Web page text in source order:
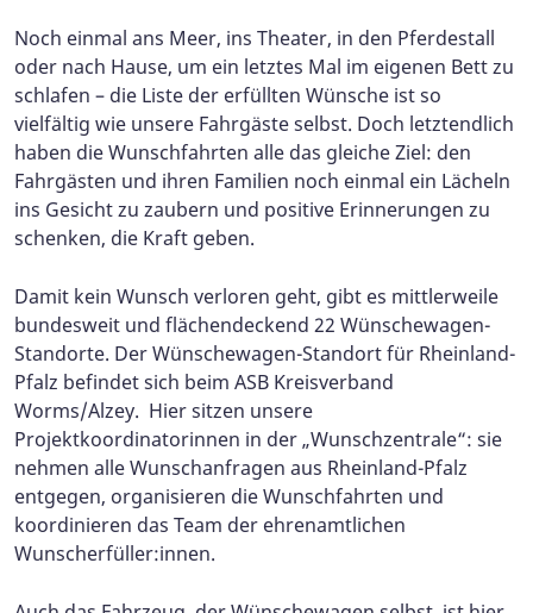
Noch einmal ans Meer, ins Theater, in den Pferdestall
oder nach Hause, um ein letztes Mal im eigenen Bett zu
schlafen – die Liste der erfüllten Wünsche ist so
vielfältig wie unsere Fahrgäste selbst. Doch letztendlich
haben die Wunschfahrten alle das gleiche Ziel: den
Fahrgästen und ihren Familien noch einmal ein Lächeln
ins Gesicht zu zaubern und positive Erinnerungen zu
schenken, die Kraft geben.
Damit kein Wunsch verloren geht, gibt es mittlerweile
bundesweit und flächendeckend 22 Wünschewagen-
Standorte. Der Wünschewagen-Standort für Rheinland-
Pfalz befindet sich beim ASB Kreisverband
Worms/Alzey. Hier sitzen unsere
Projektkoordinatorinnen in der „Wunschzentrale“: sie
nehmen alle Wunschanfragen aus Rheinland-Pfalz
entgegen, organisieren die Wunschfahrten und
koordinieren das Team der ehrenamtlichen
Wunscherfüller:innen.